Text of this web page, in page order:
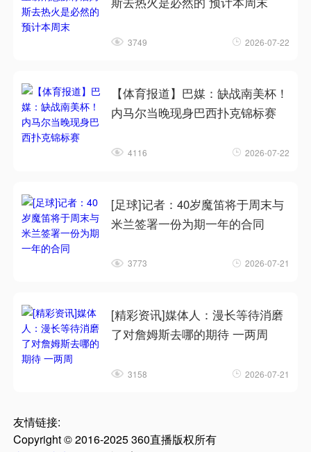
3749 2026-07-22
【体育报道】巴媒：缺战南美杯！
内马尔当晚现身巴西扑克锦标赛
4116 2026-07-22
[足球]记者：40岁魔笛将于周末与
米兰签署一份为期一年的合同
3773 2026-07-21
[精彩资讯]媒体人：漫长等待消磨
了对詹姆斯去哪的期待 一两周
3158 2026-07-21
友情链接:
Copyright © 2016-2025 360直播版权所有